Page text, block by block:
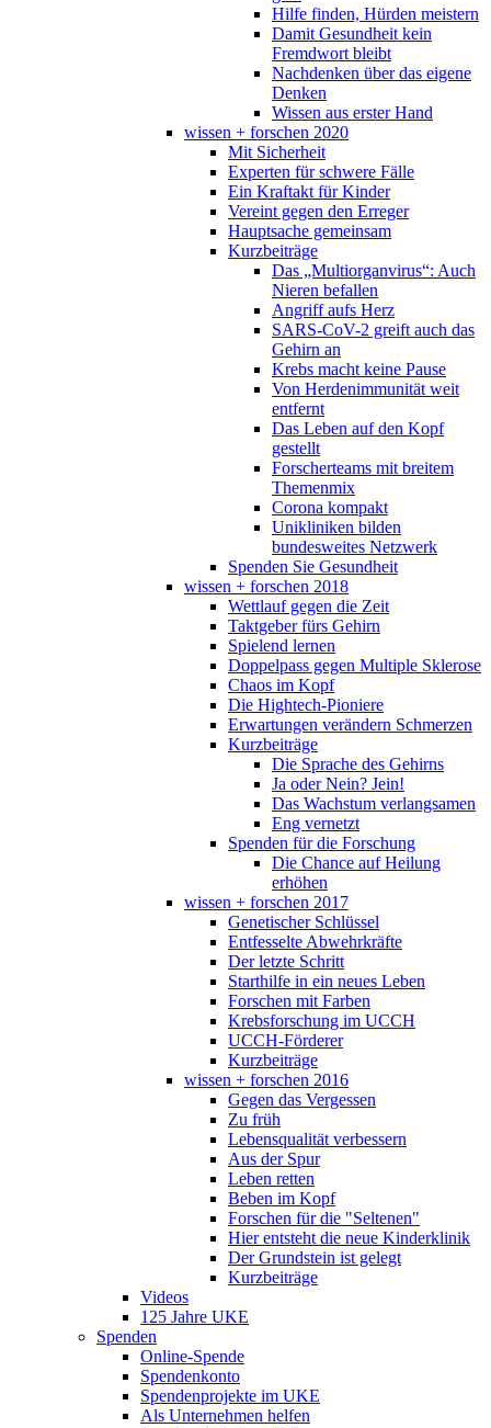
Hilfe finden, Hürden meistern
Damit Gesundheit kein
Fremdwort bleibt
Nachdenken über das eigene
Denken
Wissen aus erster Hand
wissen + forschen 2020
Mit Sicherheit
Experten für schwere Fälle
Ein Kraftakt für Kinder
Vereint gegen den Erreger
Hauptsache gemeinsam
Kurzbeiträge
Das „Multiorganvirus“: Auch
Nieren befallen
Angriff aufs Herz
SARS-CoV-2 greift auch das
Gehirn an
Krebs macht keine Pause
Von Herdenimmunität weit
entfernt
Das Leben auf den Kopf
gestellt
Forscherteams mit breitem
Themenmix
Corona kompakt
Unikliniken bilden
bundesweites Netzwerk
Spenden Sie Gesundheit
wissen + forschen 2018
Wettlauf gegen die Zeit
Taktgeber fürs Gehirn
Spielend lernen
Doppelpass gegen Multiple Sklerose
Chaos im Kopf
Die Hightech-Pioniere
Erwartungen verändern Schmerzen
Kurzbeiträge
Die Sprache des Gehirns
Ja oder Nein? Jein!
Das Wachstum verlangsamen
Eng vernetzt
Spenden für die Forschung
Die Chance auf Heilung
erhöhen
wissen + forschen 2017
Genetischer Schlüssel
Entfesselte Abwehrkräfte
Der letzte Schritt
Starthilfe in ein neues Leben
Forschen mit Farben
Krebsforschung im UCCH
UCCH-Förderer
Kurzbeiträge
wissen + forschen 2016
Gegen das Vergessen
Zu früh
Lebensqualität verbessern
Aus der Spur
Leben retten
Beben im Kopf
Forschen für die "Seltenen"
Hier entsteht die neue Kinderklinik
Der Grundstein ist gelegt
Kurzbeiträge
Videos
125 Jahre UKE
Spenden
Online-Spende
Spendenkonto
Spendenprojekte im UKE
Als Unternehmen helfen